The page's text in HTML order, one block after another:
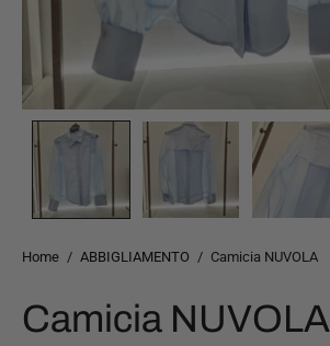
Home / ABBIGLIAMENTO / Camicia NUVOLA
Camicia NUVOLA